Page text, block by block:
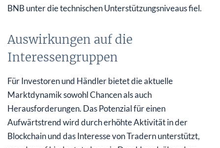
BNB unter die technischen Unterstützungsniveaus fiel.
Auswirkungen auf die
Interessengruppen
Für Investoren und Händler bietet die aktuelle
Marktdynamik sowohl Chancen als auch
Herausforderungen. Das Potenzial für einen
Aufwärtstrend wird durch erhöhte Aktivität in der
Blockchain und das Interesse von Tradern unterstützt,